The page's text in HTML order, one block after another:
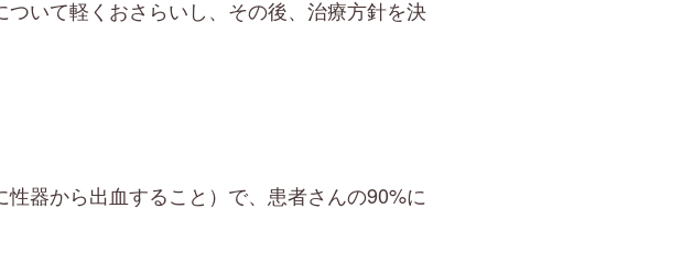
いて軽くおさらいし、その後、治療方針を決
性器から出血すること）で、患者さんの90%に